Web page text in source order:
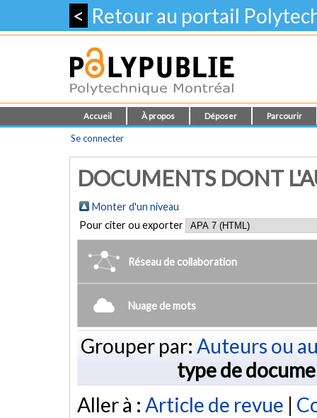
< Retour au portail
Accueil À propos Déposer Parcourir
Se connecter
DOCUMENTS DONT
Monter d'un niveau
Pour citer ou exporter
Réseau de collaboration
Nuage de mots
Grouper par: Auteurs ou
type de
Aller à : Article de revue |